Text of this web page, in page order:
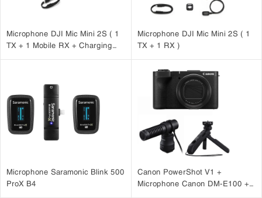
Microphone DJI Mic Mini 2S ( 1
TX + 1 Mobile RX + Charging
Microphone DJI Mic Mini 2S ( 1
TX + 1 RX )
Microphone Saramonic Blink 500
ProX B4
Canon PowerShot V1 +
Microphone Canon DM-E100 +